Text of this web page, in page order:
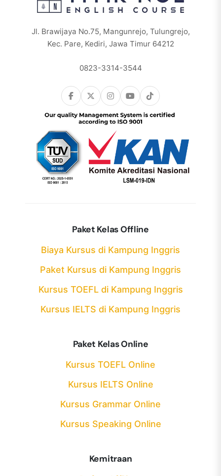
Jl. Brawijaya No.75, Mangunrejo, Tulungrejo,
Kec. Pare, Kediri, Jawa Timur 64212
0823-3314-3544
Paket Kelas Offline
Biaya Kursus di Kampung Inggris
Paket Kursus di Kampung Inggris
Kursus TOEFL di Kampung Inggris
Kursus IELTS di Kampung Inggris
Paket Kelas Online
Kursus TOEFL Online
Kursus IELTS Online
Kursus Grammar Online
Kursus Speaking Online
Kemitraan